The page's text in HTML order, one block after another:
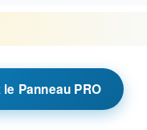
- Examen CATS
Panneau PRO